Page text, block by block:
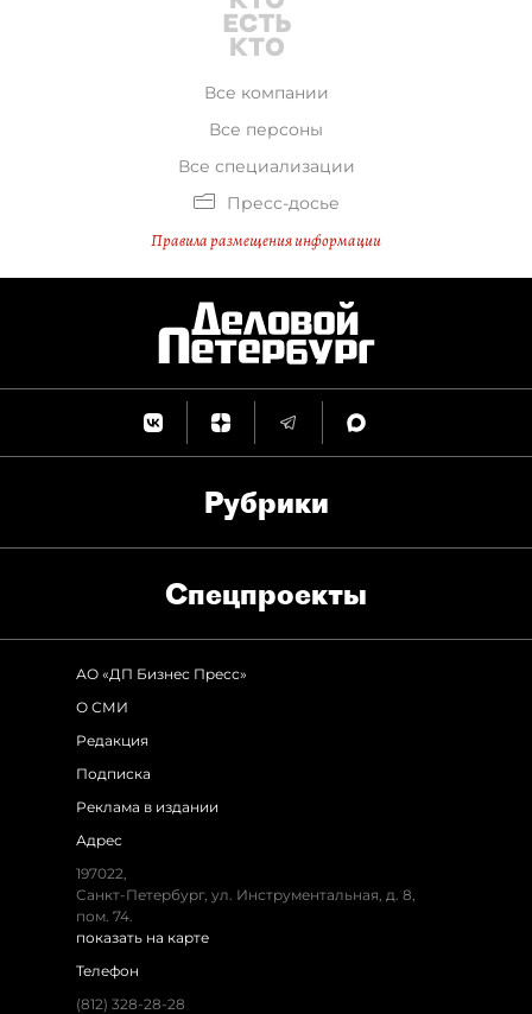
Все компании
Все персоны
Все специализации
Пресс-досье
Правила размещения информации
Рубрики
Спец­проекты
АО «ДП Бизнес Пресс»
О СМИ
Редакция
Подписка
Реклама в издании
Адрес
197022,
Санкт-Петербург, ул. Инструментальная, д. 8,
пом. 74.
показать на карте
Телефон
(812) 328-28-28